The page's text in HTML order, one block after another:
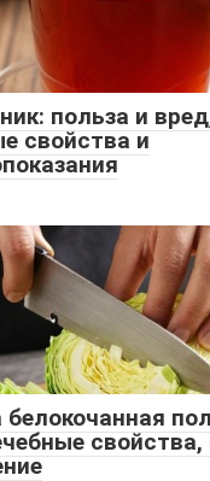
польза и
свойства и
белокочанная
свойства,